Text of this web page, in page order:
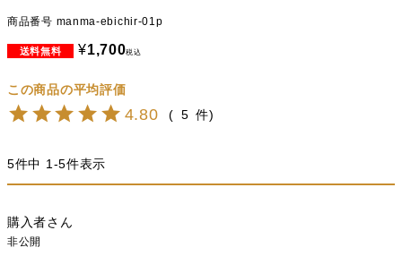
商品番号 manma-ebichir-01p
¥1,700税込
4.80 5
5件中 1-5件表示
購入者
非公開